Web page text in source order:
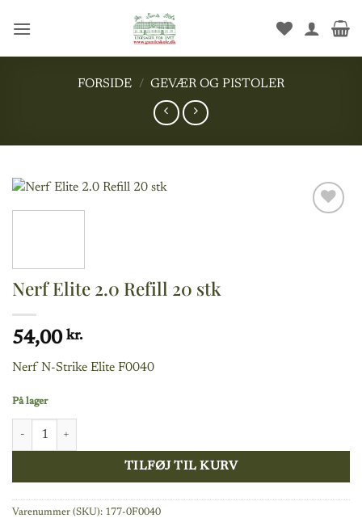
FORSIDE / GEVÆR OG PISTOLER
Nerf Elite 2.0 Refill 20 stk
54,00 kr.
Nerf N-Strike Elite F0040
På lager
Nerf Elite 2.0 Refill 20 stk antal
TILFØJ TIL KURV
Varenummer (SKU): 177-0F0040